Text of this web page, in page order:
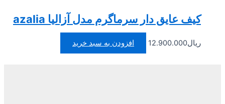
کیف عایق دار سرماگرم مدل آزالیا azalia
ریال12.900.000 افزودن به سبد خرید